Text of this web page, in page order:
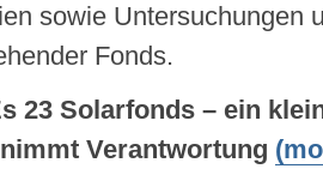
sowie Untersuchungen
Fonds.
23 Solarfonds – ein
Verantwortung